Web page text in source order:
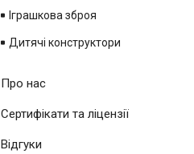
Іграшкова зброя
Дитячі конструктори
Про нас
Сертифікати та ліцензії
Відгуки